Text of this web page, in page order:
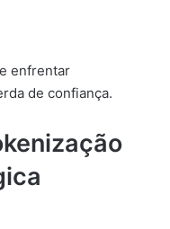
enfrentar
de confiança.